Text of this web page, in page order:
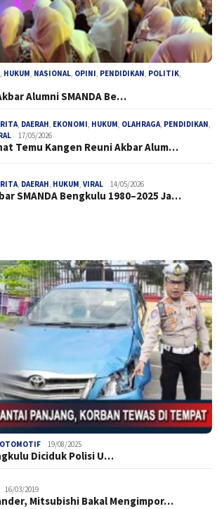
, HUKUM, NASIONAL, OPINI, PENDIDIKAN, POLITIK,
Alumni SMANDA Be…
, DAERAH, EKONOMI, HUKUM, OLAHRAGA, PENDIDIKAN,
17/05/2026
Temu Kangen Reuni Akbar Alum…
, DAERAH, HUKUM, VIRAL 14/05/2026
SMANDA Bengkulu 1980–2025 Ja…
OTOMOTIF 19/08/2025
Diciduk Polisi U…
16/03/2019
Mitsubishi Bakal Mengimpor…